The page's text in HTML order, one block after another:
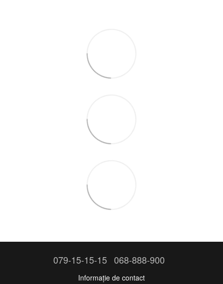
079-15-15-15 068-888-900
Informație de contact